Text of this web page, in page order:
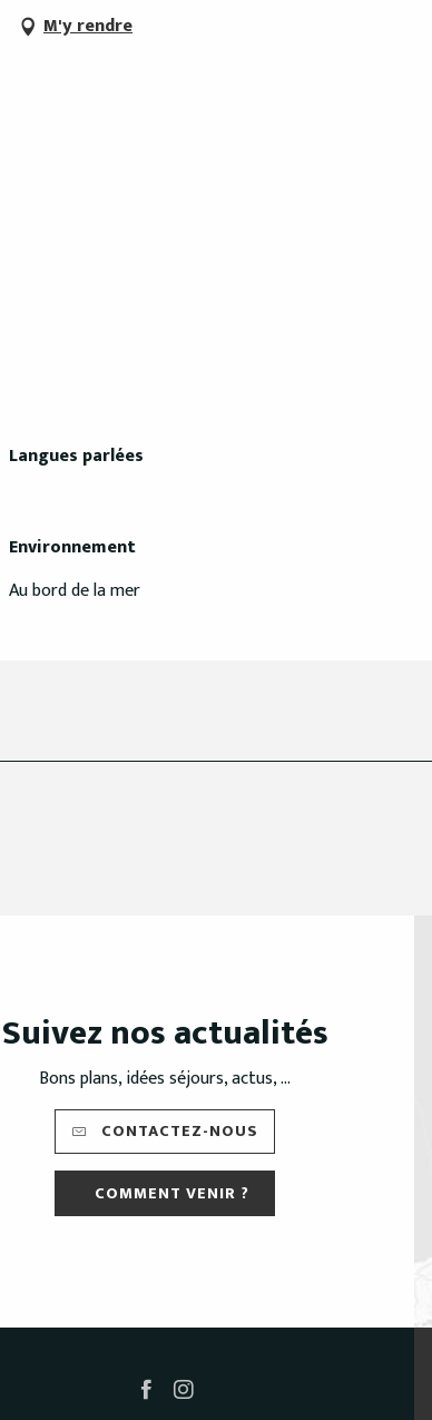
M'y rendre
Langues parlées
Langues parlées
Environnement
Environnement
Au bord de la mer
Suivez nos actualités
Bons plans, idées séjours, actus, ...
CONTACTEZ-NOUS
COMMENT VENIR ?